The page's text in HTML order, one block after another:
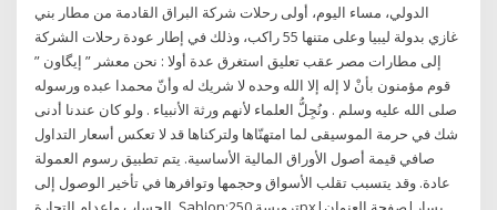
الدولي، مساء اليوم، أولى رحلات شركة البراق القادمة من مطار بني
غازي بدولة ليبيا وعلى متنها 55 راكب، وذلك في إطار عودة رحلات الشركة
إلى مطارات مصر عقب تعليق استغرق عدة أولا : نحن معشر ” إيگاون ”
قوم مؤمنون بأنْ لا إله إلا الله وحده لا شريك له وأنّ محمدا عبده ورسوله
صلى الله عليه وسلم . ونُجِلُّ العلماء لأنهم ورثة الأنبياء . ولو كان عندنا أدنى
شك في حرمة الموسيقى لما امتهنّاها ولتركناها قد لا تعكس أسعار التداول
صافي قيمة أصول الأوراق المالية الأساسية. يتم تطبيق رسوم العمولة
عادة. وقد يتسبب تقلب الأسواق وحجمها وتوافرها في تأخير الوصول إلى